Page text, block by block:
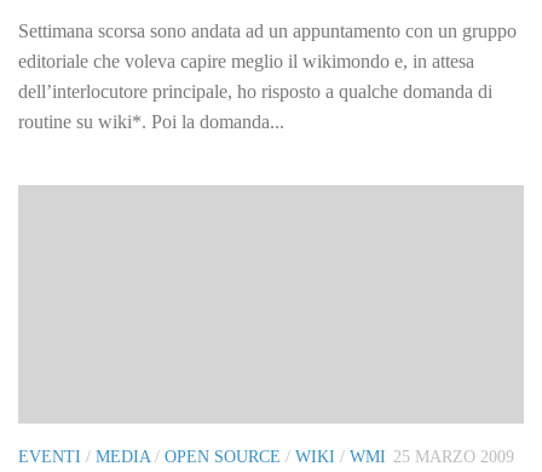
Settimana scorsa sono andata ad un appuntamento con un gruppo
editoriale che voleva capire meglio il wikimondo e, in attesa
dell’interlocutore principale, ho risposto a qualche domanda di
routine su wiki*. Poi la domanda...
EVENTI / MEDIA / OPEN SOURCE / WIKI / WMI 25 MARZO 2009